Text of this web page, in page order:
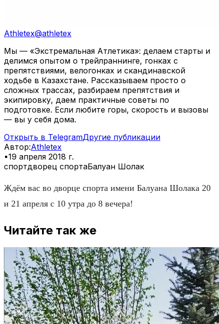
Athletex@athletex
Мы — «Экстремальная Атлетика»: делаем старты и
делимся опытом о трейлраннинге, гонках с
препятствиями, велогонках и скандинавской
ходьбе в Казахстане. Рассказываем просто о
сложных трассах, разбираем препятствия и
экипировку, даем практичные советы по
подготовке. Если любите горы, скорость и вызовы
— вы у себя дома.
Открыть в TelegramДругие публикации
Автор:Athletex
•19 апреля 2018 г.
спортдворец спортаБалуан Шолак
Ждём вас во дворце спорта имени Балуана Шолака 20
и 21 апреля с 10 утра до 8 вечера!
Читайте так же